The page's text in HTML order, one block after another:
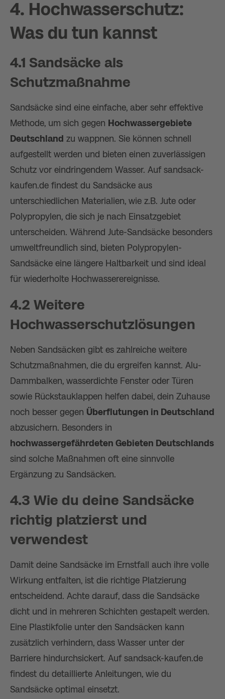
4. Hochwasserschutz:
Was du tun kannst
4.1 Sandsäcke als
Schutzmaßnahme
Sandsäcke sind eine einfache, aber sehr effektive
Methode, um sich gegen Hochwassergebiete
Deutschland zu wappnen. Sie können schnell
aufgestellt werden und bieten einen zuverlässigen
Schutz vor eindringendem Wasser. Auf sandsack-
kaufen.de findest du Sandsäcke aus
unterschiedlichen Materialien, wie z.B. Jute oder
Polypropylen, die sich je nach Einsatzgebiet
unterscheiden. Während Jute-Sandsäcke besonders
umweltfreundlich sind, bieten Polypropylen-
Sandsäcke eine längere Haltbarkeit und sind ideal
für wiederholte Hochwasserereignisse.
4.2 Weitere
Hochwasserschutzlösungen
Neben Sandsäcken gibt es zahlreiche weitere
Schutzmaßnahmen, die du ergreifen kannst. Alu-
Dammbalken, wasserdichte Fenster oder Türen
sowie Rückstauklappen helfen dabei, dein Zuhause
noch besser gegen Überflutungen in Deutschland
abzusichern. Besonders in
hochwassergefährdeten Gebieten Deutschlands
sind solche Maßnahmen oft eine sinnvolle
Ergänzung zu Sandsäcken.
4.3 Wie du deine Sandsäcke
richtig platzierst und
verwendest
Damit deine Sandsäcke im Ernstfall auch ihre volle
Wirkung entfalten, ist die richtige Platzierung
entscheidend. Achte darauf, dass die Sandsäcke
dicht und in mehreren Schichten gestapelt werden.
Eine Plastikfolie unter den Sandsäcken kann
zusätzlich verhindern, dass Wasser unter der
Barriere hindurchsickert. Auf sandsack-kaufen.de
findest du detaillierte Anleitungen, wie du
Sandsäcke optimal einsetzt.